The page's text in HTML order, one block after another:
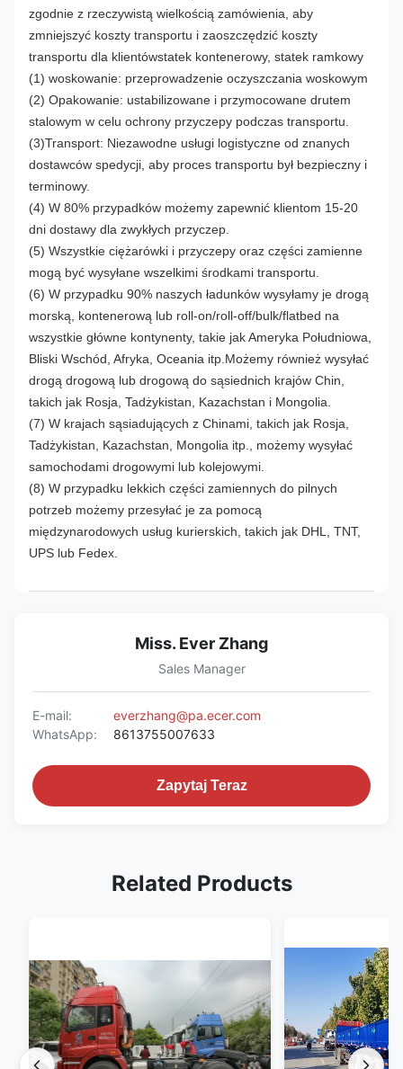
zgodnie z rzeczywistą wielkością zamówienia, aby
zmniejszyć koszty transportu i zaoszczędzić koszty
transportu dla klientówstatek kontenerowy, statek ramkowy
(1) woskowanie: przeprowadzenie oczyszczania woskowym
(2) Opakowanie: ustabilizowane i przymocowane drutem
stalowym w celu ochrony przyczepy podczas transportu.
(3)Transport: Niezawodne usługi logistyczne od znanych
dostawców spedycji, aby proces transportu był bezpieczny i
terminowy.
(4) W 80% przypadków możemy zapewnić klientom 15-20
dni dostawy dla zwykłych przyczep.
(5) Wszystkie ciężarówki i przyczepy oraz części zamienne
mogą być wysyłane wszelkimi środkami transportu.
(6) W przypadku 90% naszych ładunków wysyłamy je drogą
morską, kontenerową lub roll-on/roll-off/bulk/flatbed na
wszystkie główne kontynenty, takie jak Ameryka Południowa,
Bliski Wschód, Afryka, Oceania itp.Możemy również wysyłać
drogą drogową lub drogową do sąsiednich krajów Chin,
takich jak Rosja, Tadżykistan, Kazachstan i Mongolia.
(7) W krajach sąsiadujących z Chinami, takich jak Rosja,
Tadżykistan, Kazachstan, Mongolia itp., możemy wysyłać
samochodami drogowymi lub kolejowymi.
(8) W przypadku lekkich części zamiennych do pilnych
potrzeb możemy przesyłać je za pomocą
międzynarodowych usług kurierskich, takich jak DHL, TNT,
UPS lub Fedex.
Miss. Ever Zhang
Sales Manager
E-mail:
everzhang@pa.ecer.com
WhatsApp:
8613755007633
Zapytaj Teraz
Related Products